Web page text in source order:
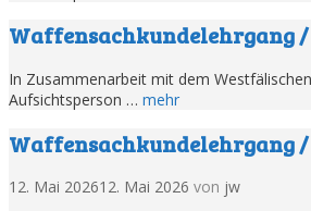
Waffensachkundelehrgang
In Zusammenarbeit mit dem
Aufsichtsperson … mehr
Waffensachkundelehrgang
12. Mai 202612. Mai 2026 von jw